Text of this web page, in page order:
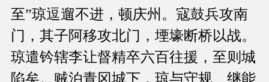
至”琼逗遛不进，顿庆州。寇鼓兵攻南
门，其子阿移攻北门，堙壕断桥以战。
琼遣钤辖李让督精卒六百往援，至则城
陷矣。贼泊青冈城下，琼与守规、继能